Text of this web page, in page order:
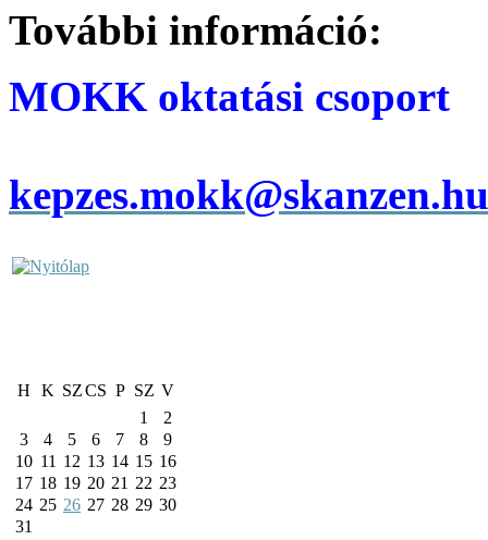
További információ:
MOKK oktatási csoport
kepzes.mokk@skanzen.hu
H K SZCS P SZ V
1
2
3
4 5 6 7 8
9
10 11 12 13 14 15 16
17 18 19 20 21 22 23
24 25 26 27 28 29 30
31